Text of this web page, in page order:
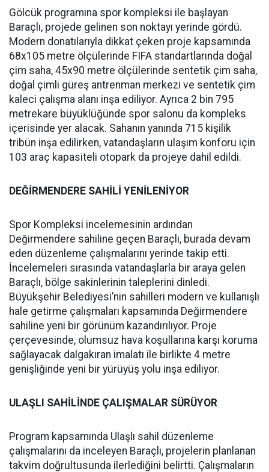
Gölcük programına spor kompleksi ile başlayan
Baraçlı, projede gelinen son noktayı yerinde gördü.
Modern donatılarıyla dikkat çeken proje kapsamında
68x105 metre ölçülerinde FIFA standartlarında doğal
çim saha, 45x90 metre ölçülerinde sentetik çim saha,
doğal çimli güreş antrenman merkezi ve sentetik çim
kaleci çalışma alanı inşa ediliyor. Ayrıca 2 bin 795
metrekare büyüklüğünde spor salonu da kompleks
içerisinde yer alacak. Sahanın yanında 715 kişilik
tribün inşa edilirken, vatandaşların ulaşım konforu için
103 araç kapasiteli otopark da projeye dahil edildi.
DEĞİRMENDERE SAHİLİ YENİLENİYOR
Spor Kompleksi incelemesinin ardından
Değirmendere sahiline geçen Baraçlı, burada devam
eden düzenleme çalışmalarını yerinde takip etti.
İncelemeleri sırasında vatandaşlarla bir araya gelen
Baraçlı, bölge sakinlerinin taleplerini dinledi.
Büyükşehir Belediyesi’nin sahilleri modern ve kullanışlı
hale getirme çalışmaları kapsamında Değirmendere
sahiline yeni bir görünüm kazandırılıyor. Proje
çerçevesinde, olumsuz hava koşullarına karşı koruma
sağlayacak dalgakıran imalatı ile birlikte 4 metre
genişliğinde yeni bir yürüyüş yolu inşa ediliyor.
ULAŞLI SAHİLİNDE ÇALIŞMALAR SÜRÜYOR
Program kapsamında Ulaşlı sahil düzenleme
çalışmalarını da inceleyen Baraçlı, projelerin planlanan
takvim doğrultusunda ilerlediğini belirtti. Çalışmaların